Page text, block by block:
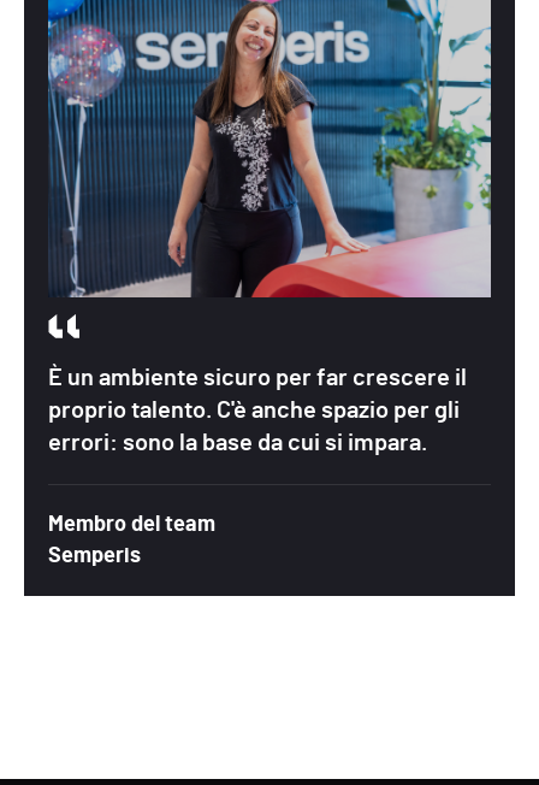
È un ambiente sicuro per far crescere il
proprio talento. C'è anche spazio per gli
errori: sono la base da cui si impara.
Membro del team
Semperis